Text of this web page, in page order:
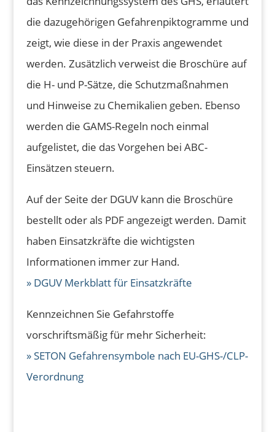
die dazugehörigen Gefahrenpiktogramme und
zeigt, wie diese in der Praxis angewendet
werden. Zusätzlich verweist die Broschüre auf
die H- und P-Sätze, die Schutzmaßnahmen
und Hinweise zu Chemikalien geben. Ebenso
werden die GAMS-Regeln noch einmal
aufgelistet, die das Vorgehen bei ABC-
Einsätzen steuern.
Auf der Seite der DGUV kann die Broschüre
bestellt oder als PDF angezeigt werden. Damit
haben Einsatzkräfte die wichtigsten
Informationen immer zur Hand.
» DGUV Merkblatt für Einsatzkräfte
Kennzeichnen Sie Gefahrstoffe
vorschriftsmäßig für mehr Sicherheit:
» SETON Gefahrensymbole nach EU-GHS-/CLP-
Verordnung